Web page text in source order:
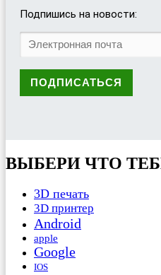
Подпишись на новости:
ВЫБЕРИ ЧТО
3D печать
3D принтер
Android
apple
Google
IOS